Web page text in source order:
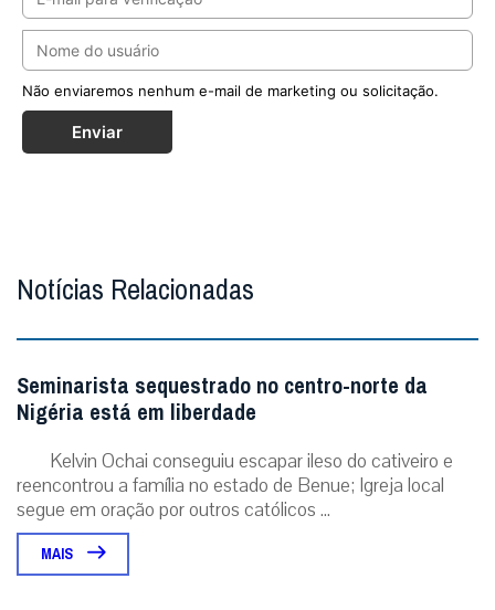
Não enviaremos nenhum e-mail de marketing ou solicitação.
Enviar
Notícias Relacionadas
Seminarista sequestrado no centro-norte da
Nigéria está em liberdade
Kelvin Ochai conseguiu escapar ileso do cativeiro e
reencontrou a família no estado de Benue; Igreja local
segue em oração por outros católicos ...
MAIS